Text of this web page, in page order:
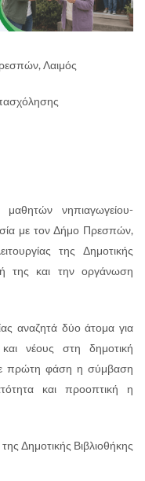
Λαιμός
νηπιαγωγείου-
με τον Δήμο Πρεσπών,
της Δημοτικής
της και την οργάνωση
αναζητά δύο άτομα για
νέους στη δημοτική
πρώτη φάση η σύμβαση
και προοπτική η
Δημοτικής Βιβλιοθήκης